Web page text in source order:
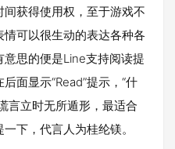
获得使用权，至于游戏不
可以很生动的表达各种各
思的便是Line支持阅读提
面显示“Read”提示，“什
言立时无所遁形，最适合
下，代言人为桂纶镁。